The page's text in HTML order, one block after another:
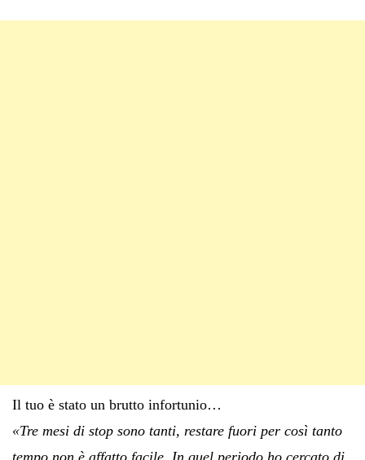
Il tuo è stato un brutto infortunio…
«Tre mesi di stop sono tanti, restare fuori per così tanto
tempo non è affatto facile. In quel periodo ho cercato di